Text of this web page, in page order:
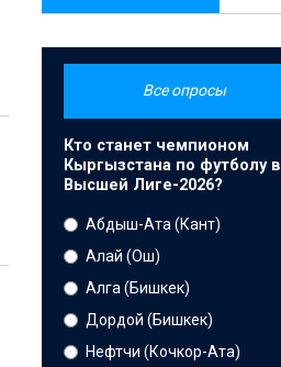
Все опросы
Кто станет чемпионом
Кыргызстана по футболу в
Высшей Лиге-2026?
Абдыш-Ата (Кант)
Алай (Ош)
Алга (Бишкек)
Дордой (Бишкек)
Нефтчи (Кочкор-Ата)